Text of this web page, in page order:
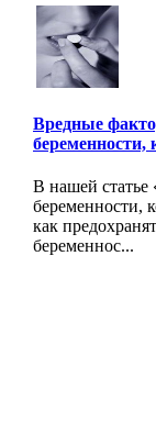
Вредные
беременности,
В нашей статье
беременности,
как
беременнос...